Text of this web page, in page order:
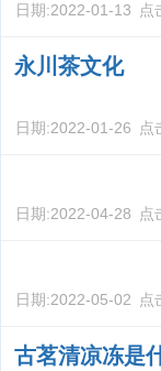
日期:2022-01-13 点
永川茶文化
日期:2022-01-26 点
日期:2022-04-28 点
日期:2022-05-02 点
古茗清凉冻是